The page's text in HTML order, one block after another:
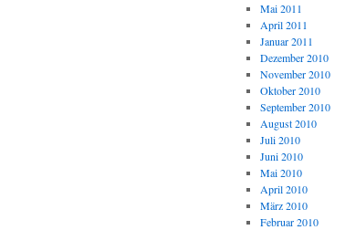
Mai 2011
April 2011
Januar 2011
Dezember 2010
November 2010
Oktober 2010
September 2010
August 2010
Juli 2010
Juni 2010
Mai 2010
April 2010
März 2010
Februar 2010